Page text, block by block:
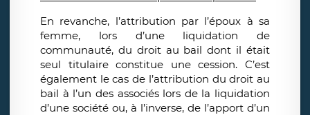
En revanche, l’attribution par l’époux à sa
femme, lors d’une liquidation de
communauté, du droit au bail dont il était
seul titulaire constitue une cession. C’est
également le cas de l’attribution du droit au
bail à l’un des associés lors de la liquidation
d’une société ou, à l’inverse, de l’apport d’un